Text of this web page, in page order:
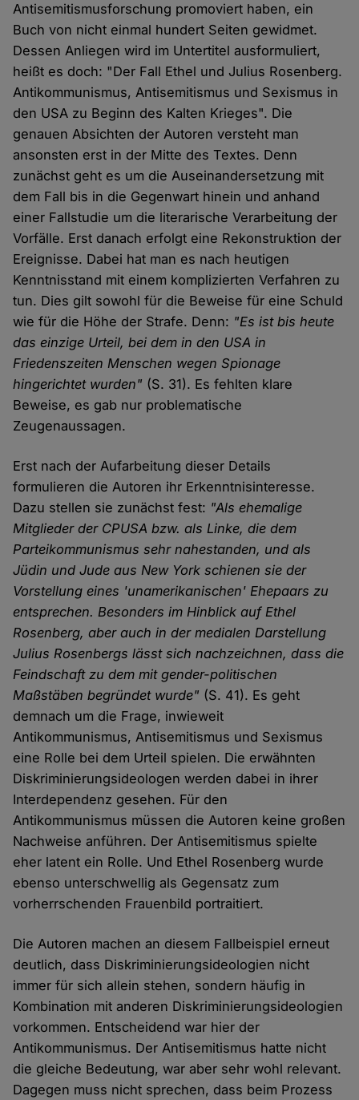
Antisemitismusforschung promoviert haben, ein
Buch von nicht einmal hundert Seiten gewidmet.
Dessen Anliegen wird im Untertitel ausformuliert,
heißt es doch: "Der Fall Ethel und Julius Rosenberg.
Antikommunismus, Antisemitismus und Sexismus in
den USA zu Beginn des Kalten Krieges". Die
genauen Absichten der Autoren versteht man
ansonsten erst in der Mitte des Textes. Denn
zunächst geht es um die Auseinandersetzung mit
dem Fall bis in die Gegenwart hinein und anhand
einer Fallstudie um die literarische Verarbeitung der
Vorfälle. Erst danach erfolgt eine Rekonstruktion der
Ereignisse. Dabei hat man es nach heutigen
Kenntnisstand mit einem komplizierten Verfahren zu
tun. Dies gilt sowohl für die Beweise für eine Schuld
wie für die Höhe der Strafe. Denn: "Es ist bis heute
das einzige Urteil, bei dem in den USA in
Friedenszeiten Menschen wegen Spionage
hingerichtet wurden" (S. 31). Es fehlten klare
Beweise, es gab nur problematische
Zeugenaussagen.
Erst nach der Aufarbeitung dieser Details
formulieren die Autoren ihr Erkenntnisinteresse.
Dazu stellen sie zunächst fest: "Als ehemalige
Mitglieder der CPUSA bzw. als Linke, die dem
Parteikommunismus sehr nahestanden, und als
Jüdin und Jude aus New York schienen sie der
Vorstellung eines 'unamerikanischen' Ehepaars zu
entsprechen. Besonders im Hinblick auf Ethel
Rosenberg, aber auch in der medialen Darstellung
Julius Rosenbergs lässt sich nachzeichnen, dass die
Feindschaft zu dem mit gender-politischen
Maßstäben begründet wurde" (S. 41). Es geht
demnach um die Frage, inwieweit
Antikommunismus, Antisemitismus und Sexismus
eine Rolle bei dem Urteil spielen. Die erwähnten
Diskriminierungsideologen werden dabei in ihrer
Interdependenz gesehen. Für den
Antikommunismus müssen die Autoren keine großen
Nachweise anführen. Der Antisemitismus spielte
eher latent ein Rolle. Und Ethel Rosenberg wurde
ebenso unterschwellig als Gegensatz zum
vorherrschenden Frauenbild portraitiert.
Die Autoren machen an diesem Fallbeispiel erneut
deutlich, dass Diskriminierungsideologien nicht
immer für sich allein stehen, sondern häufig in
Kombination mit anderen Diskriminierungsideologien
vorkommen. Entscheidend war hier der
Antikommunismus. Der Antisemitismus hatte nicht
die gleiche Bedeutung, war aber sehr wohl relevant.
Dagegen muss nicht sprechen, dass beim Prozess